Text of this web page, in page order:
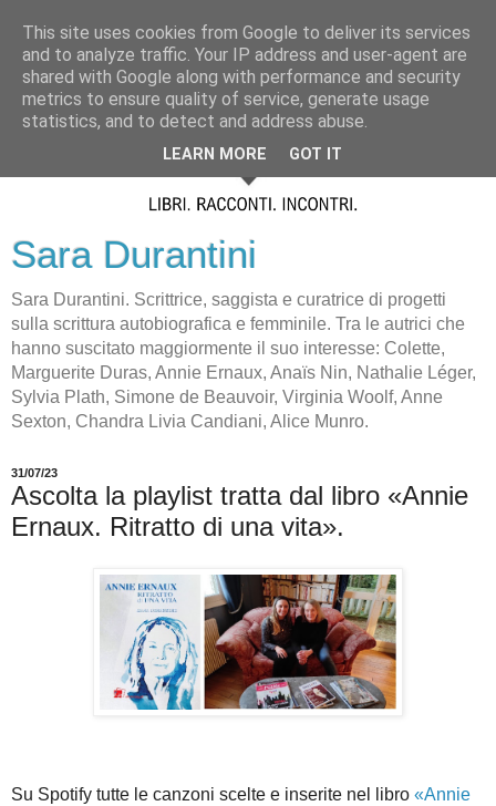
Sara Durantini
Sara Durantini. Scrittrice, saggista e curatrice di progetti
sulla scrittura autobiografica e femminile. Tra le autrici che
hanno suscitato maggiormente il suo interesse: Colette,
Marguerite Duras, Annie Ernaux, Anaïs Nin, Nathalie Léger,
Sylvia Plath, Simone de Beauvoir, Virginia Woolf, Anne
Sexton, Chandra Livia Candiani, Alice Munro.
31/07/23
Ascolta la playlist tratta dal libro «Annie
Ernaux. Ritratto di una vita».
Su Spotify tutte le canzoni scelte e inserite nel libro «Annie
This site uses cookies from Google to deliver its services
and to analyze traffic. Your IP address and user-agent are
shared with Google along with performance and security
metrics to ensure quality of service, generate usage
statistics, and to detect and address abuse.
LEARN MORE GOT IT